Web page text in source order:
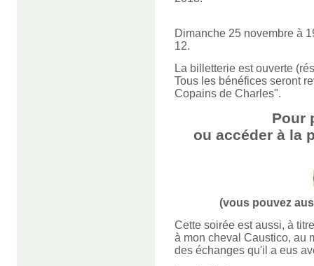
Dimanche 25 novembre à
12.
La billetterie est ouverte
Tous les bénéfices seront
Copains de Charles".
Pour
ou accéder à la
(vous pouvez
Cette soirée est aussi, à
à mon cheval Caustico, au
des échanges qu'il a eus